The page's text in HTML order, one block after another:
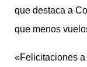
que destaca a
que menos
«Felicitaciones